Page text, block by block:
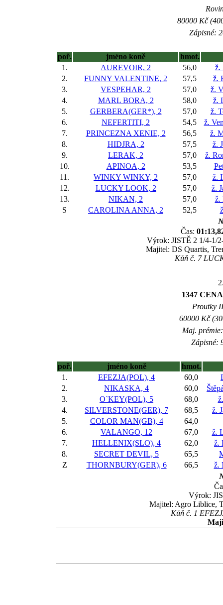
80000 Kč
Zápisné:
poř. jméno koně
hmot.
1.
AUREVOIR, 2 56,0
ž.
2.
FUNNY VALENTINE, 2 57,5
ž.
3.
VESPEHAR, 2 57,0
ž.
4.
MARL BORA, 2 58,0
ž.
5.
GERBERA(GER*), 2 57,0
ž.
6.
NEFERTITI, 2 54,5
ž.
7.
PRINCEZNA XENIE, 2 56,5
ž.
8.
HIDJRA, 2 57,5
ž.
9.
LERAK, 2 57,0
ž.
10.
APINOA, 2 53,5
11.
WINKY WINKY, 2 57,0
ž.
12.
LUCKY LOOK, 2 57,0
ž.
13.
NIKAN, 2 57,0
ž.
S
CAROLINA ANNA, 2 52,5
Čas:
Výrok: JISTĚ 2 1/4-1/
Majitel: DS Quartis,
Kůň č. 7
1347
Proutky
60000 Kč
Maj.
Zápisné:
poř. jméno koně
hmot.
1.
EFEZJA(POL), 4 60,0
2.
NIKASKA, 4 60,0
3.
O`KEY(POL), 5 68,0
4.
SILVERSTONE(GER), 7 68,5
ž.
5.
COLOR MAN(GB), 4
64,0
6.
VALANGO, 12 67,0
ž.
7.
HELLENIX(SLO), 4 62,0
ž.
8.
SECRET DEVIL, 5 65,5
Z
THORNBURY(GER), 6 66,5
ž.
Výrok:
Majitel: Agro Liblice,
Kůň č. 1